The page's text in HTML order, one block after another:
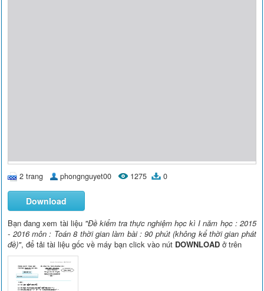
2 trang phongnguyet00 1275 0
Download
Bạn đang xem tài liệu "Đề kiểm tra thực nghiệm học kì I năm học : 2015
- 2016 môn : Toán 8 thời gian làm bài : 90 phút (không kể thời gian phát
đề)", để tải tài liệu gốc về máy bạn click vào nút DOWNLOAD ở trên